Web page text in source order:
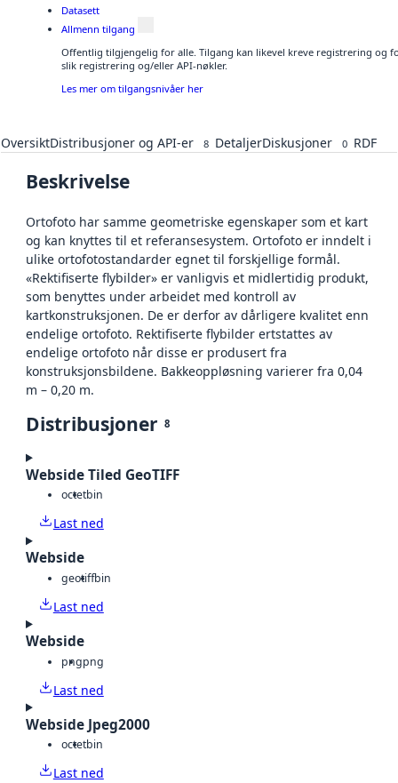
Datasett
Allmenn tilgang
Offentlig tilgjengelig for alle. Tilgang kan likevel kreve registrering og
slik registrering og/eller API-nøkler.
Les mer om tilgangsnivåer her
OversiktDistribusjoner og API-er 8 DetaljerDiskusjoner 0 RDF
Beskrivelse
Ortofoto har samme geometriske egenskaper som et kart
og kan knyttes til et referansesystem. Ortofoto er inndelt i
ulike ortofotostandarder egnet til forskjellige formål.
«Rektifiserte flybilder» er vanligvis et midlertidig produkt,
som benyttes under arbeidet med kontroll av
kartkonstruksjonen. De er derfor av dårligere kvalitet enn
endelige ortofoto. Rektifiserte flybilder ertstattes av
endelige ortofoto når disse er produsert fra
konstruksjonsbildene. Bakkeoppløsning varierer fra 0,04
m – 0,20 m.
Distribusjoner 8
Webside Tiled GeoTIFF
octetbin
Last ned
Webside
geotiffbin
Last ned
Webside
pngpng
Last ned
Webside Jpeg2000
octetbin
Last ned